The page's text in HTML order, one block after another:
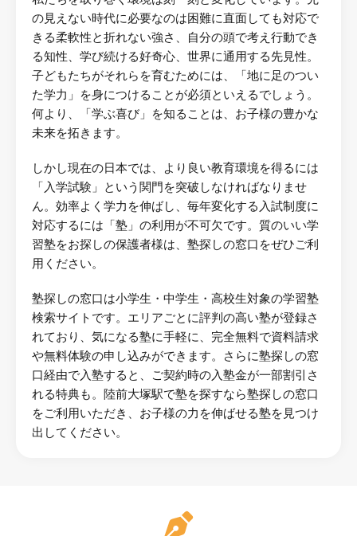
の見えない時代に必要なのは困難に直面しても対応で
きる柔軟性と折れない強さ、自分の頭で考え行動でき
る知性、学び続ける好奇心、世界に通用する先見性。
子どもたちがそれらを育むためには、「地に足のつい
た学力」を身につけることが必須といえるでしょう。
何より、「学ぶ喜び」を知ることは、お子様の豊かな
未来を拓きます。
しかし現在の日本では、より良い教育環境を得るには
「入学試験」という関門を突破しなければなりませ
ん。効率よく学力を伸ばし、毎年変化する入試制度に
対応するには「塾」の利用が不可欠です。質のいい学
習塾をお探しの保護者様は、塾探しの窓口をぜひご利
用ください。
塾探しの窓口は小学生・中学生・高校生対象の学習塾
検索サイトです。エリアごとに評判の高い塾が登録さ
れており、気になる塾に手軽に、完全無料で資料請求
や無料体験の申し込みができます。さらに塾探しの窓
口経由で入塾すると、ご契約時の入塾金が一部割引さ
れる特典も。陸前大塚駅で塾を探すなら塾探しの窓口
をご利用いただき、お子様の力を伸ばせる塾を見つけ
出してください。